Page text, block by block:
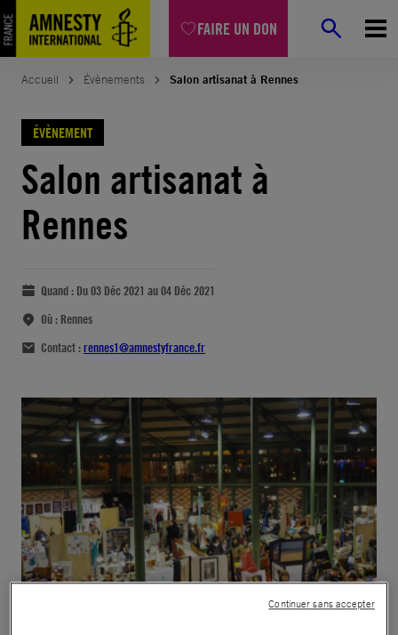
FAIRE UN DON
Accueil Évènements Salon artisanat à Rennes
ÉVÈNEMENT
Salon artisanat à
Rennes
Quand : Du 03 Déc 2021 au 04 Déc 2021
Où : Rennes
Contact :rennes1@amnestyfrance.fr
Continuer sans accepter